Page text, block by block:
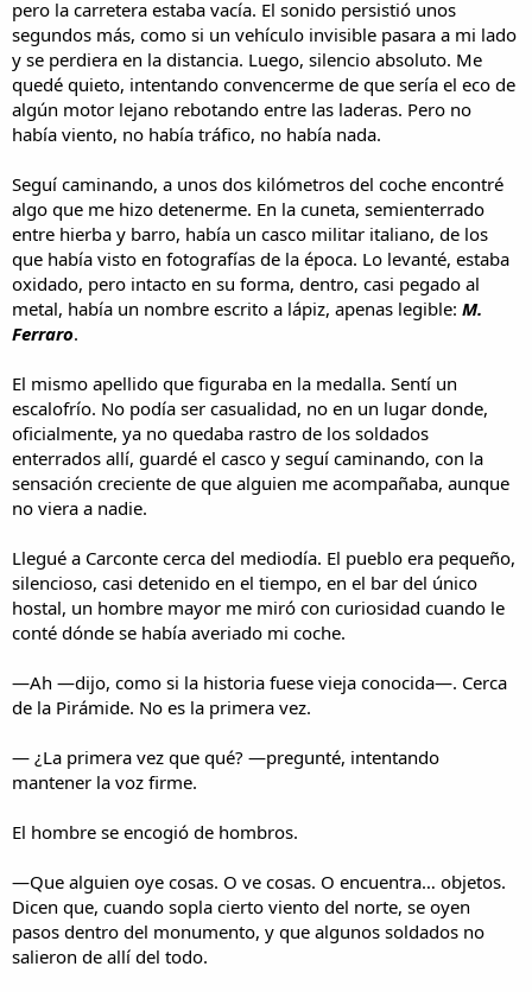
pero la carretera estaba vacía. El sonido persistió unos
segundos más, como si un vehículo invisible pasara a mi lado
y se perdiera en la distancia. Luego, silencio absoluto. Me
quedé quieto, intentando convencerme de que sería el eco de
algún motor lejano rebotando entre las laderas. Pero no
había viento, no había tráfico, no había nada.
Seguí caminando, a unos dos kilómetros del coche encontré
algo que me hizo detenerme. En la cuneta, semienterrado
entre hierba y barro, había un casco militar italiano, de los
que había visto en fotografías de la época. Lo levanté, estaba
oxidado, pero intacto en su forma, dentro, casi pegado al
metal, había un nombre escrito a lápiz, apenas legible: M.
Ferraro.
El mismo apellido que figuraba en la medalla. Sentí un
escalofrío. No podía ser casualidad, no en un lugar donde,
oficialmente, ya no quedaba rastro de los soldados
enterrados allí, guardé el casco y seguí caminando, con la
sensación creciente de que alguien me acompañaba, aunque
no viera a nadie.
Llegué a Carconte cerca del mediodía. El pueblo era pequeño,
silencioso, casi detenido en el tiempo, en el bar del único
hostal, un hombre mayor me miró con curiosidad cuando le
conté dónde se había averiado mi coche.
—Ah —dijo, como si la historia fuese vieja conocida—. Cerca
de la Pirámide. No es la primera vez.
— ¿La primera vez que qué? —pregunté, intentando
mantener la voz firme.
El hombre se encogió de hombros.
—Que alguien oye cosas. O ve cosas. O encuentra… objetos.
Dicen que, cuando sopla cierto viento del norte, se oyen
pasos dentro del monumento, y que algunos soldados no
salieron de allí del todo.